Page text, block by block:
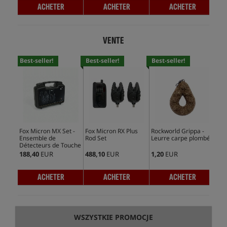
ACHETER ACHETER ACHETER
VENTE
Best-seller!
Fox Micron MX Set -
Ensemble de
Détecteurs de Touche
188,40 EUR
ACHETER
Best-seller!
Fox Micron RX Plus
Rod Set
488,10 EUR
ACHETER
Best-seller!
Rockworld Grippa -
Leurre carpe plombé
1,20 EUR
ACHETER
WSZYSTKIE PROMOCJE